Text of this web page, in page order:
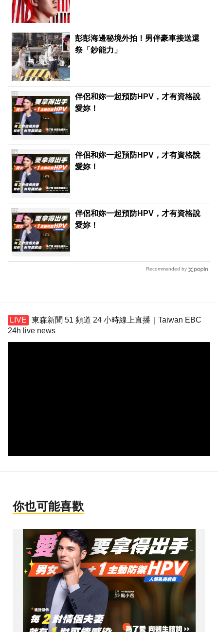
彭彭海邊秘境外拍！男伴豪車接送還
祭「鈔能力」
伴侶和妳一起預防HPV，才有資格說
愛妳！
PR
伴侶和妳一起預防HPV，才有資格說
愛妳！
PR
伴侶和妳一起預防HPV，才有資格說
愛妳！
PR
Recommended by
東森新聞 51 頻道 24 小時線上直播｜Taiwan EBC
24h live news
你也可能喜歡